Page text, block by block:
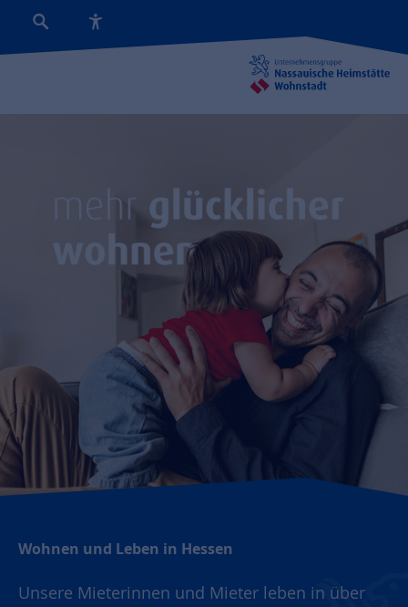
Wohnen und Leben in Hessen
Unsere Mieterinnen und Mieter leben in über